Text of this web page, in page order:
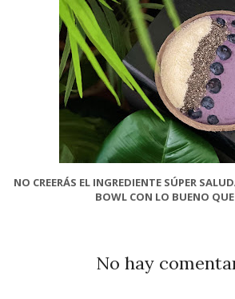
NO CREERÁS EL INGREDIENTE SÚPER
BOWL CON LO BUENO
No hay